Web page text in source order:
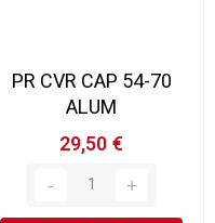
PR CVR CAP 54-70
ALUM
29,50 €